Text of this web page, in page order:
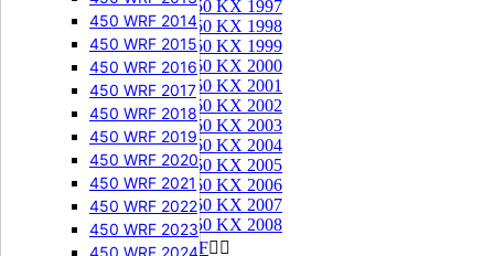
450 WRF 2014
450 WRF 2015
450 WRF 2016
450 WRF 2017
450 WRF 2018
450 WRF 2019
450 WRF 2020
450 WRF 2021
450 WRF 2022
450 WRF 2023
450 WRF 2024
250 KX 1997
250 KX 1998
250 KX 1999
250 KX 2000
250 KX 2001
250 KX 2002
250 KX 2003
250 KX 2004
250 KX 2005
250 KX 2006
250 KX 2007
250 KX 2008
250 KXF 